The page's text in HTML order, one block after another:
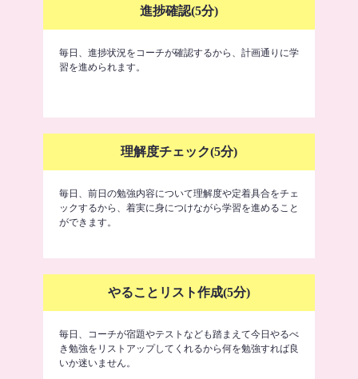
進捗確認(5分)
毎日、進捗状況をコーチが確認するから、計画通りに学
習を進められます。
理解度チェック(5分)
毎日、前日の勉強内容について理解度や定着具合をチェ
ックするから、着実に身につけながら学習を進めること
ができます。
やることリスト作成(5分)
毎日、コーチが宿題やテストなども踏まえて今日やるべ
き勉強をリストアップしてくれるから何を勉強すれば良
いか迷いません。